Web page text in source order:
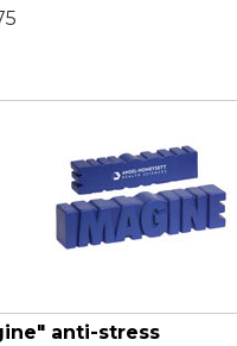
anti-stress